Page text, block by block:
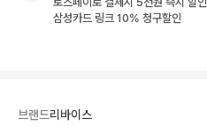
삼성카드 링크 10% 청구할인
브랜드리바이스